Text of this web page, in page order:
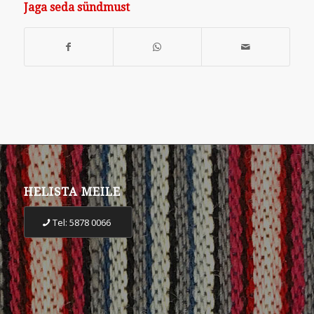
Jaga seda sündmust
HELISTA MEILE
Tel: 5878 0066